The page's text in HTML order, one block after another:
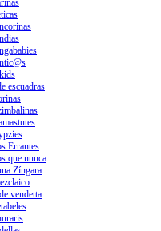
escuadras
Errantes
que nunca
Zíngara
vendetta